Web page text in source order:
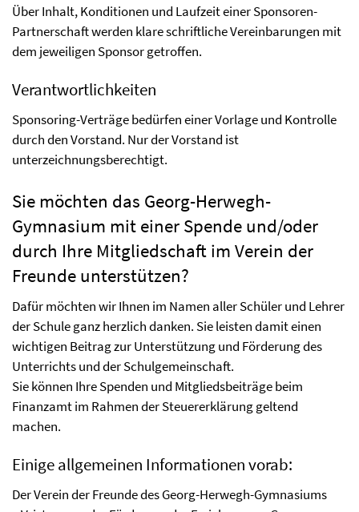
Über Inhalt, Konditionen und Laufzeit einer Sponsoren-
Partnerschaft werden klare schriftliche Vereinbarungen mit
dem jeweiligen Sponsor getroffen.
Verantwortlichkeiten
Sponsoring-Verträge bedürfen einer Vorlage und Kontrolle
durch den Vorstand. Nur der Vorstand ist
unterzeichnungsberechtigt.
Sie möchten das Georg-Herwegh-
Gymnasium mit einer Spende und/oder
durch Ihre Mitgliedschaft im Verein der
Freunde unterstützen?
Dafür möchten wir Ihnen im Namen aller Schüler und Lehrer
der Schule ganz herzlich danken. Sie leisten damit einen
wichtigen Beitrag zur Unterstützung und Förderung des
Unterrichts und der Schulgemeinschaft.
Sie können Ihre Spenden und Mitgliedsbeiträge beim
Finanzamt im Rahmen der Steuererklärung geltend
machen.
Einige allgemeinen Informationen vorab:
Der Verein der Freunde des Georg-Herwegh-Gymnasiums